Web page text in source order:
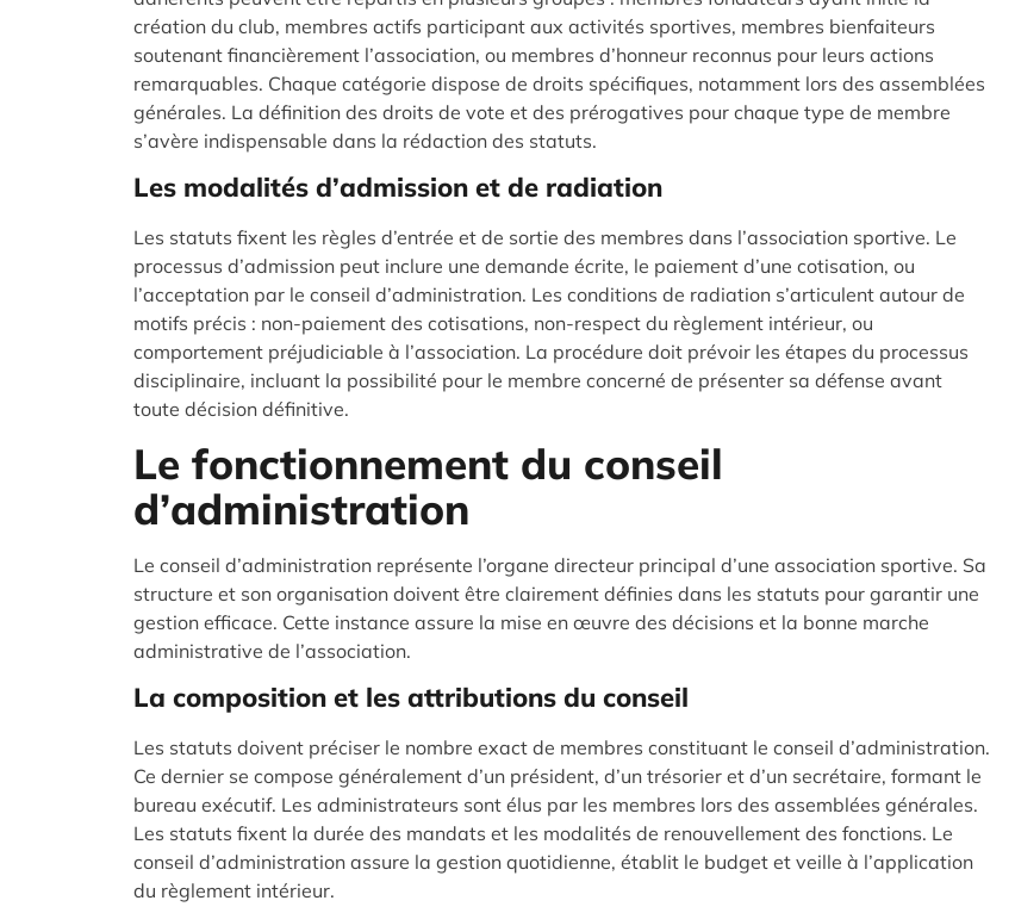
création du club, membres actifs participant aux activités sportives, membres bienfaiteurs
soutenant financièrement l’association, ou membres d’honneur reconnus pour leurs actions
remarquables. Chaque catégorie dispose de droits spécifiques, notamment lors des assemblées
générales. La définition des droits de vote et des prérogatives pour chaque type de membre
s’avère indispensable dans la rédaction des statuts.
Les modalités d’admission et de radiation
Les statuts fixent les règles d’entrée et de sortie des membres dans l’association sportive. Le
processus d’admission peut inclure une demande écrite, le paiement d’une cotisation, ou
l’acceptation par le conseil d’administration. Les conditions de radiation s’articulent autour de
motifs précis : non-paiement des cotisations, non-respect du règlement intérieur, ou
comportement préjudiciable à l’association. La procédure doit prévoir les étapes du processus
disciplinaire, incluant la possibilité pour le membre concerné de présenter sa défense avant
toute décision définitive.
Le fonctionnement du conseil
d’administration
Le conseil d’administration représente l’organe directeur principal d’une association sportive. Sa
structure et son organisation doivent être clairement définies dans les statuts pour garantir une
gestion efficace. Cette instance assure la mise en œuvre des décisions et la bonne marche
administrative de l’association.
La composition et les attributions du conseil
Les statuts doivent préciser le nombre exact de membres constituant le conseil d’administration.
Ce dernier se compose généralement d’un président, d’un trésorier et d’un secrétaire, formant le
bureau exécutif. Les administrateurs sont élus par les membres lors des assemblées générales.
Les statuts fixent la durée des mandats et les modalités de renouvellement des fonctions. Le
conseil d’administration assure la gestion quotidienne, établit le budget et veille à l’application
du règlement intérieur.